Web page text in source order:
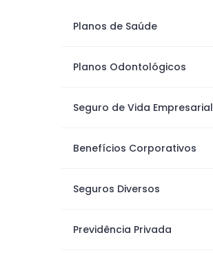
Planos de Saúde
Planos Odontológicos
Seguro de Vida Empresarial
Benefícios Corporativos
Seguros Diversos
Previdência Privada